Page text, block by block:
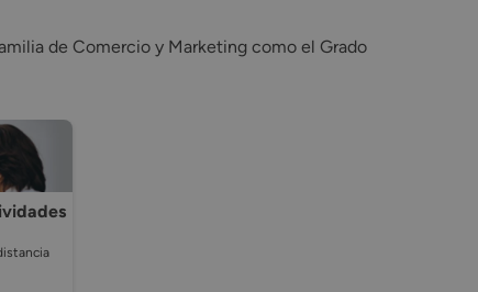
de Comercio y Marketing como el Grado